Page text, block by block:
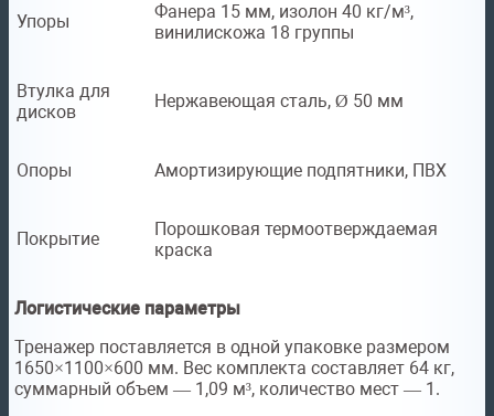
Упоры
Фанера 15 мм, изолон 40 кг/м³,
винилискожа 18 группы
Втулка для
дисков
Нержавеющая сталь, Ø 50 мм
Опоры Амортизирующие подпятники, ПВХ
Покрытие
Порошковая термоотверждаемая
краска
Логистические параметры
Тренажер поставляется в одной упаковке размером
1650×1100×600 мм. Вес комплекта составляет 64 кг,
суммарный объем — 1,09 м³, количество мест — 1.